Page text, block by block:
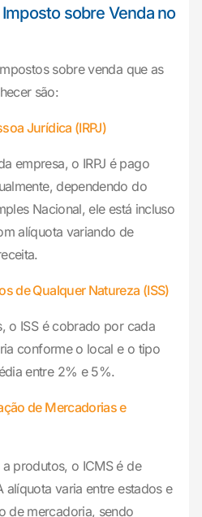
sobre Venda no
sobre venda que as
são:
Jurídica (IRPJ)
empresa, o IRPJ é pago
dependendo do
Nacional, ele está incluso
alíquota variando de
de Qualquer Natureza (ISS)
o ISS é cobrado por cada
conforme o local e o tipo
entre 2% e 5%.
de Mercadorias e
produtos, o ICMS é de
alíquota varia entre estados e
de mercadoria, sendo